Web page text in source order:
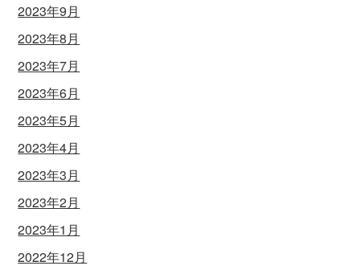
2023年9月
2023年8月
2023年7月
2023年6月
2023年5月
2023年4月
2023年3月
2023年2月
2023年1月
2022年12月